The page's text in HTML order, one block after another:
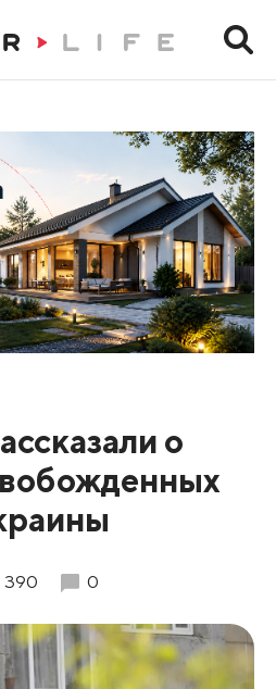
о
390 0